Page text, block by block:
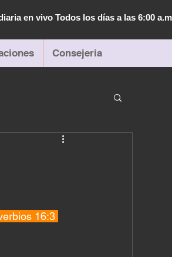
en vivo Todos los días a las 6:00
Consejeria
16:3